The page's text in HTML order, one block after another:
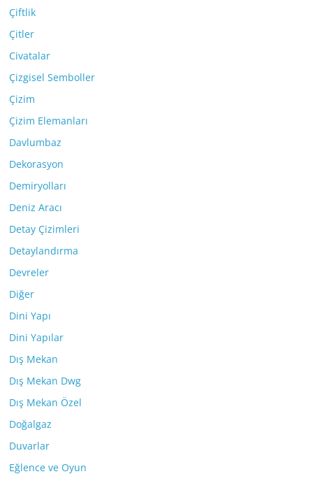
Çiftlik
Çitler
Civatalar
Çizgisel Semboller
Çizim
Çizim Elemanları
Davlumbaz
Dekorasyon
Demiryolları
Deniz Aracı
Detay Çizimleri
Detaylandırma
Devreler
Diğer
Dini Yapı
Dini Yapılar
Dış Mekan
Dış Mekan Dwg
Dış Mekan Özel
Doğalgaz
Duvarlar
Eğlence ve Oyun